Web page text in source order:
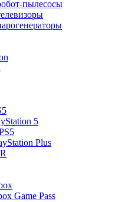
пылесосы
5
Plus
Game Pass